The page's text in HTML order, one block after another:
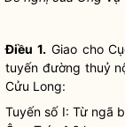
Điều 1.Giao cho
tuyến đường thuỷ
Cửu Long:
Tuyến số I: Từ ngã